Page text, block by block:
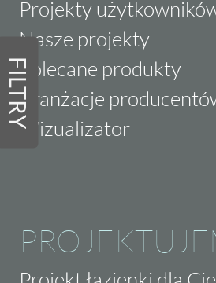
FILTRY
Projekty
Nasze projekty
Polecane produkty
Aranżacje
Wizualizator